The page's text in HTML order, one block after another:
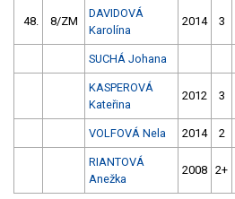
48. 8/ZM
DAVIDOVÁ
Karolína
2014 3
SUCHÁ Johana
KASPEROVÁ
Kateřina
2012 3
VOLFOVÁ Nela 2014 2
RIANTOVÁ
Anežka
2008 2+